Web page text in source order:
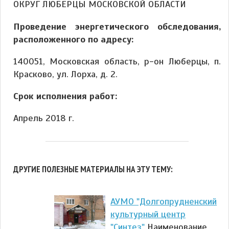
ОКРУГ ЛЮБЕРЦЫ МОСКОВСКОЙ ОБЛАСТИ
Проведение энергетического обследования,
расположенного по адресу:
140051, Московская область, р-он Люберцы, п.
Красково, ул. Лорха, д. 2.
Срок исполнения работ:
Апрель 2018 г.
ДРУГИЕ ПОЛЕЗНЫЕ МАТЕРИАЛЫ НА ЭТУ ТЕМУ:
АУМО "Долгопрудненский
культурный центр
"Синтез" Наименование